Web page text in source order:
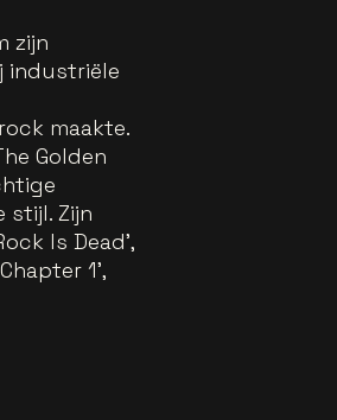
zijn
industriële
maakte.
Golden
stijl. Zijn
Is Dead’,
1’,